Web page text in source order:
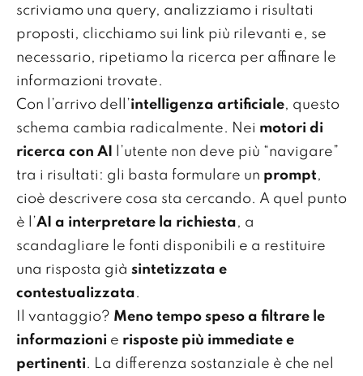
scriviamo una query, analizziamo i risultati
proposti, clicchiamo sui link più rilevanti e, se
necessario, ripetiamo la ricerca per affinare le
informazioni trovate.
Con l’arrivo dell’intelligenza artificiale, questo
schema cambia radicalmente. Nei motori di
ricerca con AI
l’utente non deve più “navigare”
tra i risultati: gli basta formulare un prompt,
cioè descrivere cosa sta cercando. A quel punto
è l’AI a interpretare la richiesta, a
scandagliare le fonti disponibili e a restituire
una risposta già sintetizzata e
contestualizzata.
Il vantaggio? Meno tempo speso a filtrare le
informazioni e risposte più immediate e
pertinenti. La differenza sostanziale è che nel